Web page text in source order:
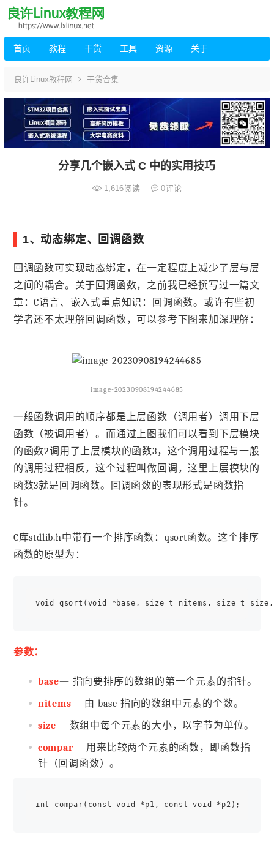
首页 教程 干货 工具 资源 关于
良许Linux教程网 干货合集
分享几个嵌入式 C 中的实用技巧
1,616阅读 0评论
1、动态绑定、回调函数
回调函数可实现动态绑定，在一定程度上减少了层与层
之间的耦合。关于回调函数，之前我已经撰写过一篇文
章：C语言、嵌入式重点知识：回调函数。或许有些初
学者还不太理解回调函数，可以参考下图来加深理解：
image-20230908194244685
一般函数调用的顺序都是上层函数（调用者）调用下层
函数（被调用者）。而通过上图我们可以看到下层模块
的函数2调用了上层模块的函数3，这个调用过程与一般
的调用过程相反，这个过程叫做回调，这里上层模块的
函数3就是回调函数。回调函数的表现形式是函数指
针。
C库stdlib.h中带有一个排序函数：qsort函数。这个排序
函数的原型为：
参数：
base— 指向要排序的数组的第一个元素的指针。
nitems— 由 base 指向的数组中元素的个数。
size— 数组中每个元素的大小，以字节为单位。
compar— 用来比较两个元素的函数，即函数指
针（回调函数）。